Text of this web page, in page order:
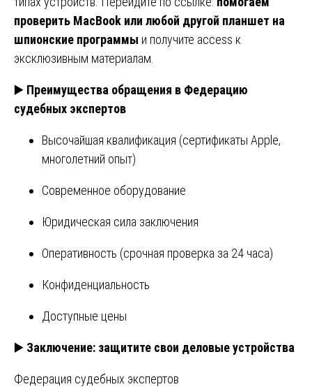
проверить MacBook или любой другой планшет на
шпионские программы и получите access к
эксклюзивным материалам.
▶️ Преимущества обращения в Федерацию
судебных экспертов
Высочайшая квалификация (сертификаты Apple,
многолетний опыт)
Современное оборудование
Юридическая сила заключения
Оперативность (срочная проверка за 24 часа)
Конфиденциальность
Доступные цены
▶️ Заключение: защитите свои деловые устройства
Федерация судебных экспертов